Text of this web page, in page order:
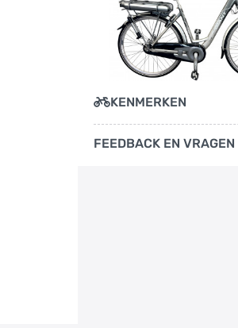
KENMERKEN
FEEDBACK EN VRAGEN